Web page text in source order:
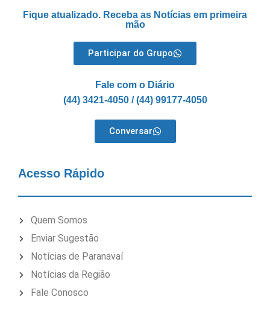
Fique atualizado. Receba as Notícias em primeira
mão
Participar do Grupo
Fale com o Diário
(44) 3421-4050 / (44) 99177-4050
Conversar
Acesso Rápido
Quem Somos
Enviar Sugestão
Notícias de Paranavaí
Notícias da Região
Fale Conosco